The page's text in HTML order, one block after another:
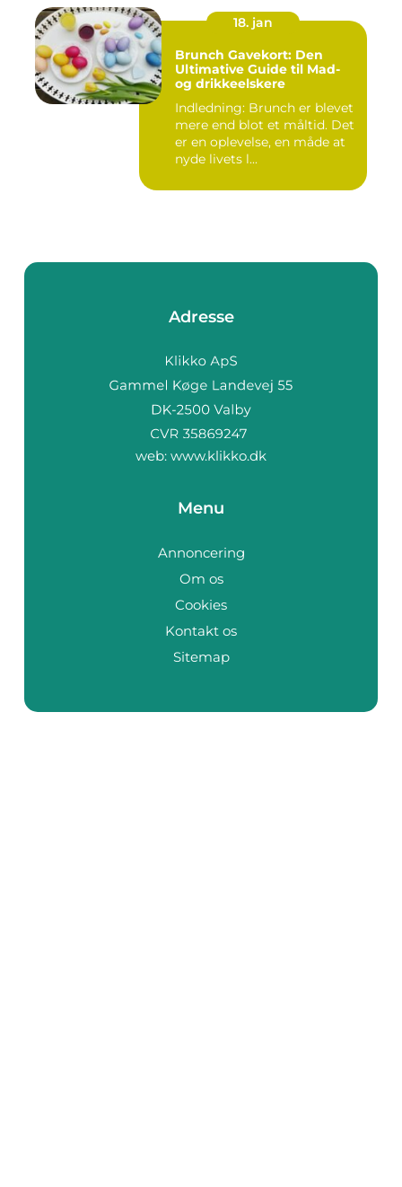
18. jan
Brunch Gavekort: Den
Ultimative Guide til Mad-
og drikkeelskere
Indledning: Brunch er blevet
mere end blot et måltid. Det
er en oplevelse, en måde at
nyde livets l...
Adresse
web: www.klikko.dk
Menu
Annoncering
Om os
Cookies
Kontakt os
Sitemap